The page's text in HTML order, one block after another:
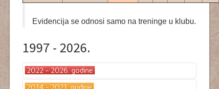
Evidencija se odnosi samo na treninge u klubu.
1997 - 2026.
2022 - 2026. godine
Prisustvo na treninzima 2026.
2014 - 2021. godine